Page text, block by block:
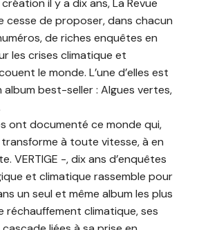
il y a dix ans, La Revue
cesse de proposer, dans chacun
de riches enquêtes en
les crises climatique et
le monde. L’une d’elles est
album best-seller : Algues vertes,
ont documenté ce monde qui,
à toute vitesse, à en
VERTIGE -, dix ans d’enquêtes
et climatique rassemble pour
un seul et même album les plus
réchauffement climatique, ses